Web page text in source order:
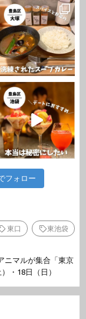
フォロー
東口 東池袋
ニマルが集合「東京
・18日（日）